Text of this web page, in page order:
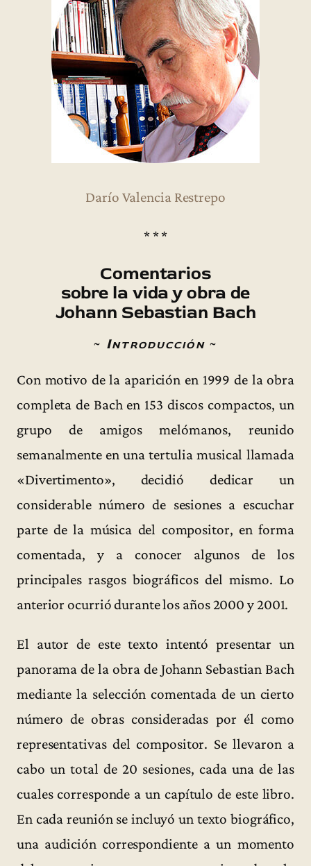
Darío Valencia Restrepo
* * *
Comentarios
sobre la vida y obra de
Johann Sebastian Bach
~ Introducción~
Con motivo de la aparición en 1999 de la obra
completa de Bach en 153 discos compactos, un
grupo de amigos melómanos, reunido
semanalmente en una tertulia musical llamada
«Divertimento», decidió dedicar un
considerable número de sesiones a escuchar
parte de la música del compositor, en forma
comentada, y a conocer algunos de los
principales rasgos biográficos del mismo. Lo
anterior ocurrió durante los años 2000 y 2001.
El autor de este texto intentó presentar un
panorama de la obra de Johann Sebastian Bach
mediante la selección comentada de un cierto
número de obras consideradas por él como
representativas del compositor. Se llevaron a
cabo un total de 20 sesiones, cada una de las
cuales corresponde a un capítulo de este libro.
En cada reunión se incluyó un texto biográfico,
una audición correspondiente a un momento